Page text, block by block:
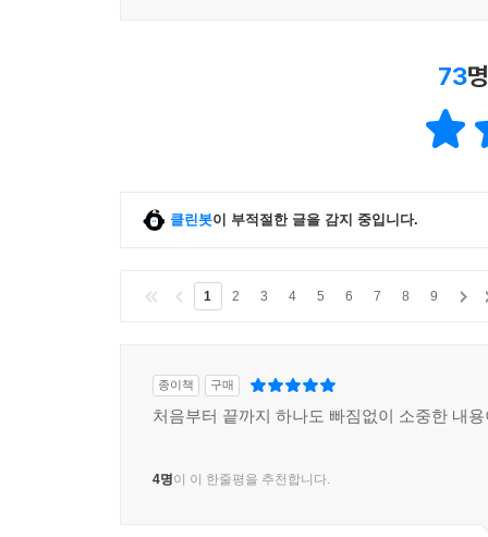
73
클린봇이 부적절한 글을 감지 중입니다.
1 2 3 4 5 6 7 8 9
종이책 구매
처음부터 끝까지 하나도 빠짐없이 소중한 내
4명이 이 한줄평을 추천합니다.